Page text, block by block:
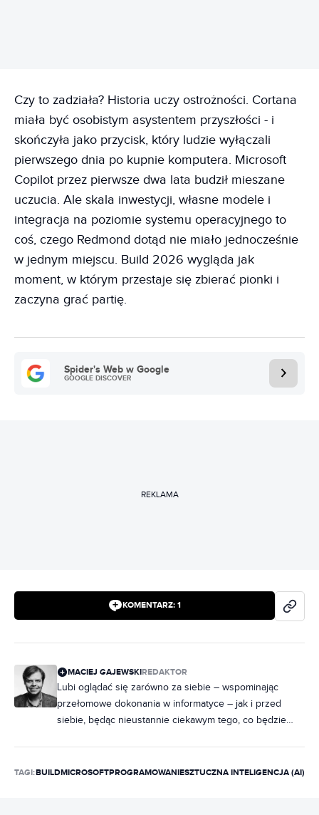
Czy to zadziała? Historia uczy ostrożności. Cortana
miała być osobistym asystentem przyszłości - i
skończyła jako przycisk, który ludzie wyłączali
pierwszego dnia po kupnie komputera. Microsoft
Copilot przez pierwsze dwa lata budził mieszane
uczucia. Ale skala inwestycji, własne modele i
integracja na poziomie systemu operacyjnego to
coś, czego Redmond dotąd nie miało jednocześnie
w jednym miejscu. Build 2026 wygląda jak
moment, w którym przestaje się zbierać pionki i
zaczyna grać partię.
Spider's Web w Google
GOOGLE DISCOVER
REKLAMA
KOMENTARZ: 1
MACIEJ GAJEWSKIREDAKTOR
Lubi oglądać się zarówno za siebie – wspominając
przełomowe dokonania w informatyce – jak i przed
siebie, będąc nieustannie ciekawym tego, co będzie
czy sztuczna inteligencja. Nic dziwnego, że jako
TAGI:BUILDMICROSOFTPROGRAMOWANIESZTUCZNA INTELIGENCJA (AI)